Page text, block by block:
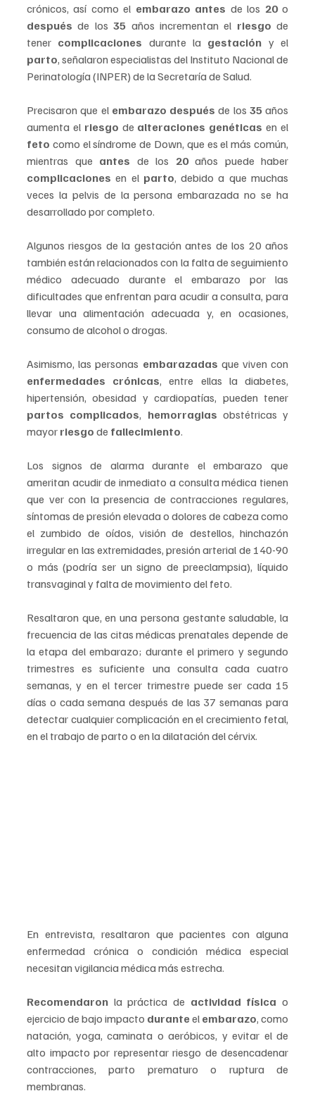
crónicos, así como el embarazo antes de los 20
después de los 35 años incrementan el riesgo de
tener complicaciones durante la gestación
parto, señalaron especialistas del Instituto Nacional de
Perinatología (INPER) de la Secretaría de Salud.
Precisaron que el embarazo después de los 35 años
aumenta el riesgo de alteraciones genéticas
feto como el síndrome de Down, que es el más común,
mientras que antes de los 20
complicaciones en el parto, debido a que muchas
veces la pelvis de la persona embarazada no se ha
desarrollado por completo.
Algunos riesgos de la gestación antes de los 20 años
también están relacionados con la falta de seguimiento
médico adecuado durante el embarazo por las
dificultades que enfrentan para acudir a consulta, para
llevar una alimentación adecuada y, en ocasiones,
consumo de alcohol o drogas.
Asimismo, las personas embarazadas
enfermedades crónicas, entre ellas la diabetes,
partos complicados, hemorragias obstétricas y
mayor riesgo de fallecimiento.
Los signos de alarma durante el embarazo que
ameritan acudir de inmediato a consulta médica tienen
que ver con la presencia de contracciones regulares,
síntomas de presión elevada o dolores de cabeza como
el zumbido de oídos, visión de destellos, hinchazón
irregular en las extremidades, presión arterial de 140-90
o más (podría ser un signo de preeclampsia), líquido
transvaginal y falta de movimiento del feto.
Resaltaron que, en una persona gestante saludable, la
frecuencia de las citas médicas prenatales depende de
la etapa del embarazo; durante el primero y segundo
trimestres es suficiente una consulta cada cuatro
semanas, y en el tercer trimestre puede ser cada 15
días o cada semana después de las 37 semanas para
detectar cualquier complicación en el crecimiento fetal,
en el trabajo de parto o en la dilatación del cérvix.
En entrevista, resaltaron que pacientes con alguna
enfermedad crónica o condición médica especial
necesitan vigilancia médica más estrecha.
Recomendaron la práctica de actividad física o
ejercicio de bajo impacto durante el embarazo, como
natación, yoga, caminata o aeróbicos, y evitar el de
alto impacto por representar riesgo de desencadenar
contracciones, parto prematuro o ruptura de
membranas.